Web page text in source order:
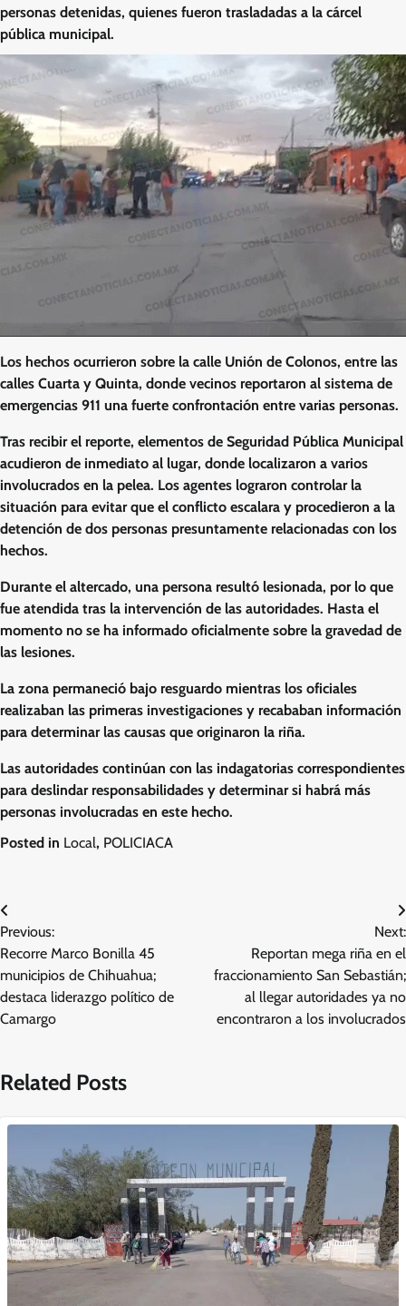
personas detenidas, quienes fueron trasladadas a la cárcel
pública municipal.
Los hechos ocurrieron sobre la calle Unión de Colonos, entre las
calles Cuarta y Quinta, donde vecinos reportaron al sistema de
emergencias 911 una fuerte confrontación entre varias personas.
Tras recibir el reporte, elementos de Seguridad Pública Municipal
acudieron de inmediato al lugar, donde localizaron a varios
involucrados en la pelea. Los agentes lograron controlar la
situación para evitar que el conflicto escalara y procedieron a la
detención de dos personas presuntamente relacionadas con los
hechos.
Durante el altercado, una persona resultó lesionada, por lo que
fue atendida tras la intervención de las autoridades. Hasta el
momento no se ha informado oficialmente sobre la gravedad de
las lesiones.
La zona permaneció bajo resguardo mientras los oficiales
realizaban las primeras investigaciones y recababan información
para determinar las causas que originaron la riña.
Las autoridades continúan con las indagatorias correspondientes
para deslindar responsabilidades y determinar si habrá más
personas involucradas en este hecho.
Posted in Local, POLICIACA
Navegación
de
entradas
Previous:
Recorre Marco Bonilla 45
municipios de Chihuahua;
destaca liderazgo político de
Camargo
Next:
Reportan mega riña en el
fraccionamiento San Sebastián;
al llegar autoridades ya no
encontraron a los involucrados
Related Posts